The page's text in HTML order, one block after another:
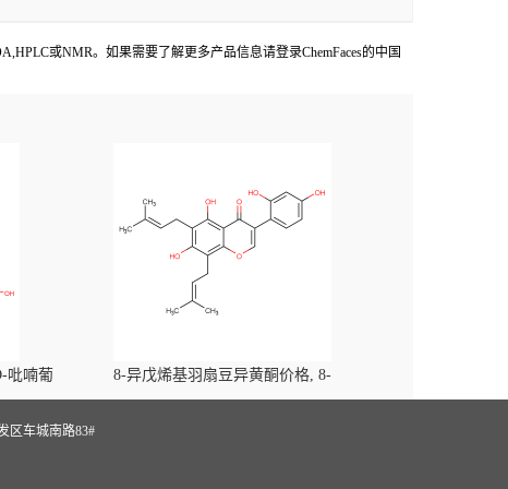
或NMR。如果需要了解更多产品信息请登录ChemFaces的中国
吡喃葡
8-异戊烯基羽扇豆异黄酮价格, 8-
Prenylluteone对照品, CAS号:125002-91-7
区车城南路83#